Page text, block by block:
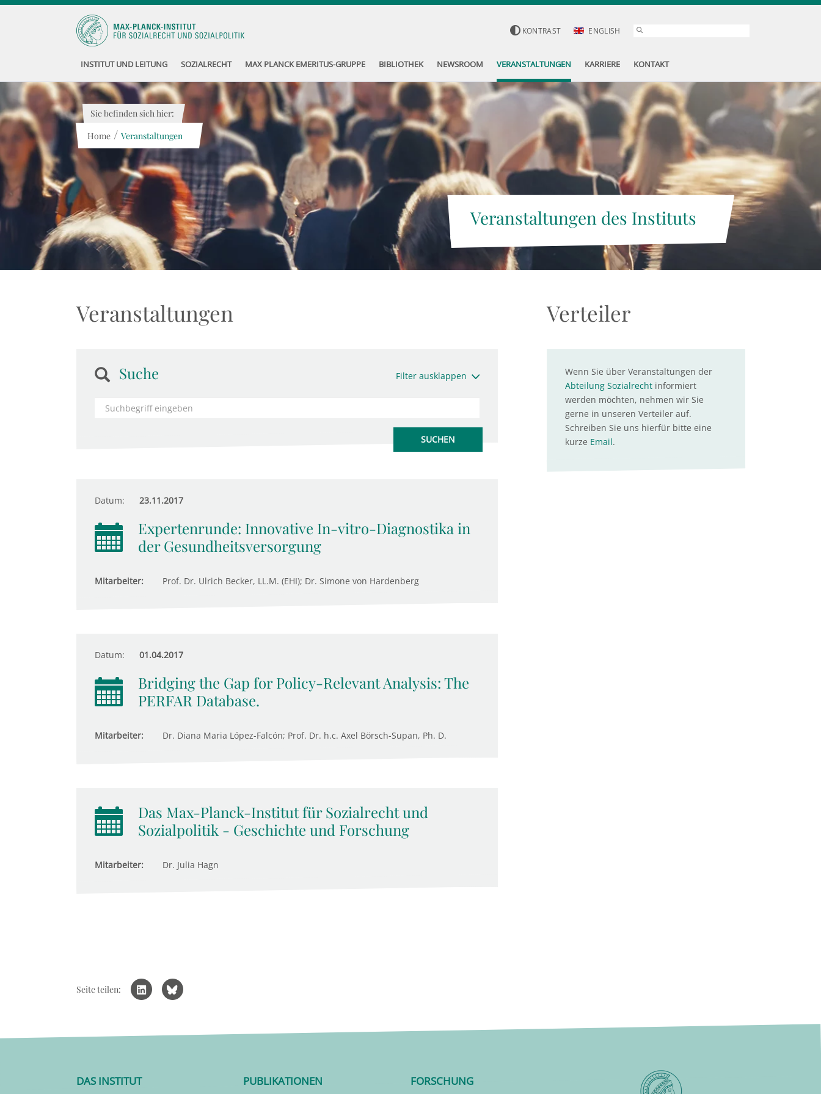
KONTRAST ENGLISH
INSTITUT UND LEITUNG SOZIALRECHT MAX PLANCK EMERITUS-GRUPPE BIBLIOTHEK NEWSROOM VERANSTALTUNGEN KARRIERE KONTAKT
Veranstaltungen des Instituts
Sie befinden sich hier:
Home / Veranstaltungen
Veranstaltungen
Suche Filter ausklappen
Datum: 23.11.2017
Expertenrunde: Innovative In-vitro-Diagnostika in
der Gesundheitsversorgung
Mitarbeiter: Prof. Dr. Ulrich Becker, LL.M. (EHI); Dr. Simone von Hardenberg
Datum: 01.04.2017
Bridging the Gap for Policy-Relevant Analysis: The
PERFAR Database.
Mitarbeiter: Dr. Diana Maria López-Falcón; Prof. Dr. h.c. Axel Börsch-Supan, Ph. D.
Das Max-Planck-Institut für Sozialrecht und
Sozialpolitik - Geschichte und Forschung
Mitarbeiter: Dr. Julia Hagn
Verteiler
Wenn Sie über Veranstaltungen der
Abteilung Sozialrechtinformiert
werden möchten, nehmen wir Sie
gerne in unseren Verteiler auf.
Schreiben Sie uns hierfür bitte eine
kurze Email.
Seite teilen:
DAS INSTITUT PUBLIKATIONEN FORSCHUNG